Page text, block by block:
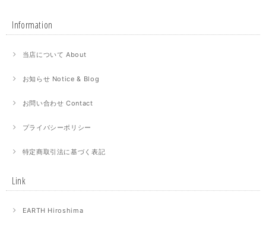
Information
当店について About
お知らせ Notice & Blog
お問い合わせ Contact
プライバシーポリシー
特定商取引法に基づく表記
Link
EARTH Hiroshima